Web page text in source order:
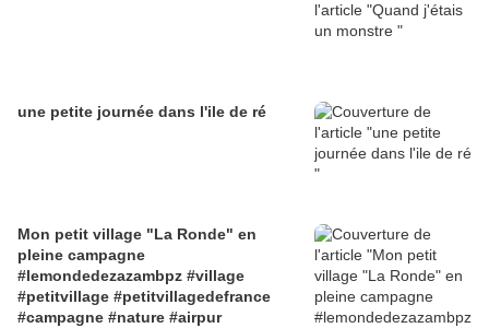
une petite journée dans l'ile de ré
Mon petit village "La Ronde" en
pleine campagne
#lemondedezazambpz #village
#petitvillage #petitvillagedefrance
#campagne #nature #airpur